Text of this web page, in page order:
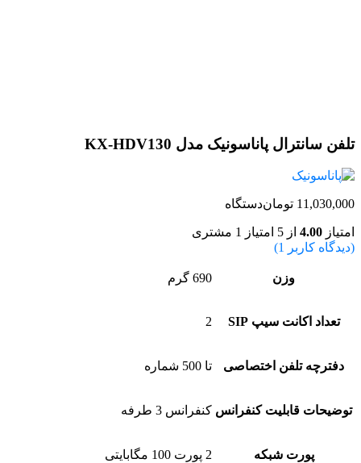
تلفن سانترال پاناسونیک مدل KX-HDV130
11,030,000 توماندستگاه
امتیاز 4.00 از 5 امتیاز 1 مشتری
(دیدگاه کاربر 1
)
وزن 690 گرم
تعداد اکانت سیپ SIP 2
دفترچه تلفن اختصاصی تا 500 شماره
توضیحات قابلیت کنفرانس کنفرانس 3 طرفه
پورت شبکه 2 پورت 100 مگابایتی